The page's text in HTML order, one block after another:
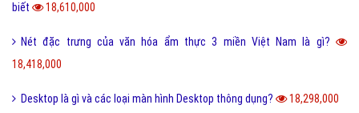
biết
18,610,000
Nét đặc trưng của văn hóa ẩm thực 3 miền Việt Nam là gì?
18,418,000
Desktop là gì và các loại màn hình Desktop thông dụng? 18,298,000